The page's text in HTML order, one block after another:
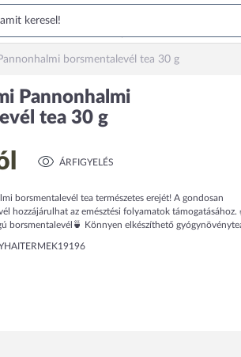
borsmentalevél tea 30 g
Pannonhalmi
tea 30 g
ÁRFIGYELÉS
borsmentalevél tea természetes erejét! A gondosan
hozzájárulhat az emésztési folyamatok támogatásához.
borsmentalevél🍵 Könnyen elkészíthető